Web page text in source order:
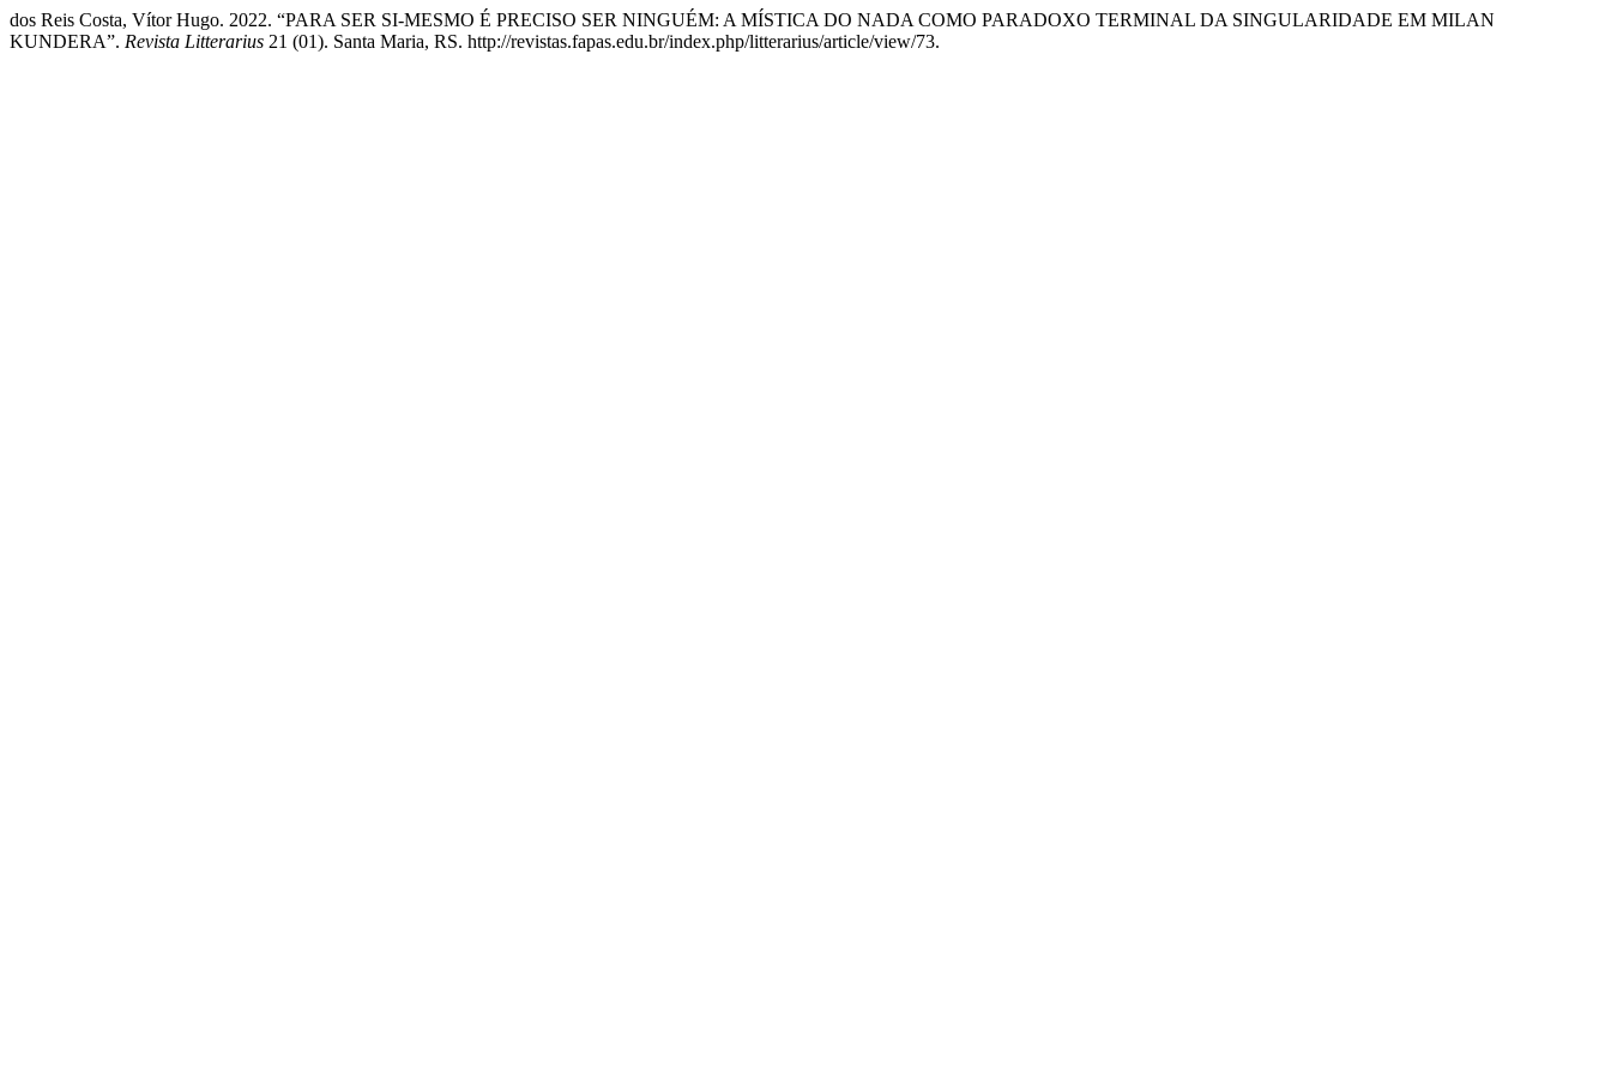
dos Reis Costa, Vítor Hugo. 2022. “PARA SER SI-MESMO É PRECISO SER NINGUÉM: A MÍSTICA DO NADA COMO PARADOXO TERMINAL DA SINGULARIDADE EM MILAN
KUNDERA”. Revista Litterarius 21 (01). Santa Maria, RS. http://revistas.fapas.edu.br/index.php/litterarius/article/view/73.